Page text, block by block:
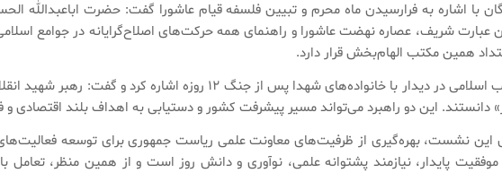
با اشاره به فرارسیدن ماه محرم و تبیین فلسفه قیام عاشورا گفت: حضرت اباعبدالله
عبارت شریف، عصاره نهضت عاشورا و راهنمای همه حرکت‌های اصلاح‌گرایانه در جوامع
همین مکتب الهام‌بخش قرار دارد.
وی همچنین به فرمایش‌های رهبر شهید انقلاب اسلامی در دیدار با
این دو راهبرد می‌تواند مسیر پیشرفت کشور و دستیابی به اهداف بلند اقتصادی و
این نشست، بهره‌گیری از ظرفیت‌های معاونت علمی ریاست جمهوری برای توسعه فعالیت‌های
موفقیت پایدار، نیازمند پشتوانه علمی، نوآوری و دانش روز است و از همین منظر،